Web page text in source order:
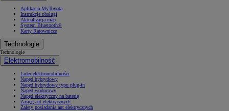
Aplikacja MyToyota
Instrukcje obsługi
Aktualizacja map
System Bluetooth®
Karty Ratownicze
Technologie
Technologie
Elektromobilność
Lider elektromobilności
Napęd hybrydowy
Napęd hybrydowy typu plug-in
Napęd wodorowy
Napęd elektryczny na baterię
Zasięg aut elektrycznych
Zalety posiadania aut elektrycznych